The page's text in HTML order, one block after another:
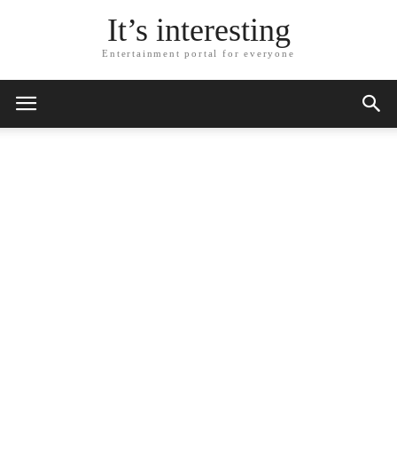
It’s interesting
Entertainment portal for everyone